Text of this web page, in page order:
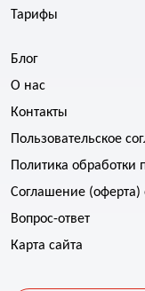
Тарифы
Блог
О нас
Контакты
Пользовательское
Политика
Соглашение (оферта)
Вопрос-ответ
Карта сайта